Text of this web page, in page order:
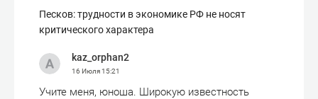
Песков: трудности в экономике РФ не носят
критического характера
kaz_orphan2
16 Июля15:21
Учите меня, юноша. Широкую известность